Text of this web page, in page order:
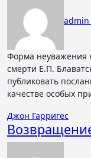
admin
Форма неуважения к истинным Учителям Мудрости После
смерти Е.П.
публиковать
качестве особых
Джон Гарригес